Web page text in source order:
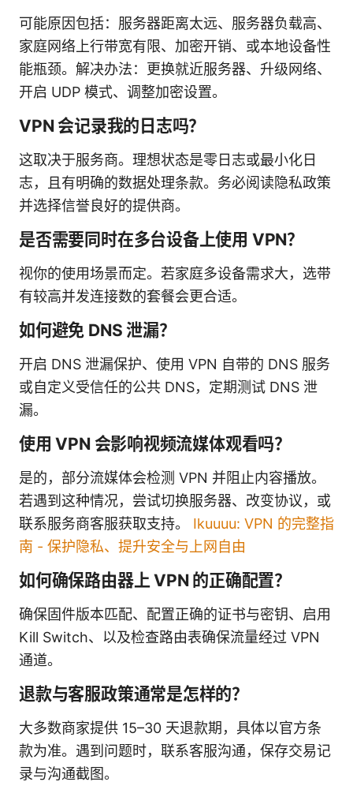
可能原因包括：服务器距离太远、服务器负载高、
家庭网络上行带宽有限、加密开销、或本地设备性
能瓶颈。解决办法：更换就近服务器、升级网络、
开启 UDP 模式、调整加密设置。
VPN 会记录我的日志吗？
这取决于服务商。理想状态是零日志或最小化日
志，且有明确的数据处理条款。务必阅读隐私政策
并选择信誉良好的提供商。
是否需要同时在多台设备上使用 VPN？
视你的使用场景而定。若家庭多设备需求大，选带
有较高并发连接数的套餐会更合适。
如何避免 DNS 泄漏？
开启 DNS 泄漏保护、使用 VPN 自带的 DNS 服务
或自定义受信任的公共 DNS，定期测试 DNS 泄
漏。
使用 VPN 会影响视频流媒体观看吗？
是的，部分流媒体会检测 VPN 并阻止内容播放。
若遇到这种情况，尝试切换服务器、改变协议，或
联系服务商客服获取支持。 Ikuuuu: VPN 的完整指
南 - 保护隐私、提升安全与上网自由
如何确保路由器上 VPN 的正确配置？
确保固件版本匹配、配置正确的证书与密钥、启用
Kill Switch、以及检查路由表确保流量经过 VPN
通道。
退款与客服政策通常是怎样的？
大多数商家提供 15–30 天退款期，具体以官方条
款为准。遇到问题时，联系客服沟通，保存交易记
录与沟通截图。